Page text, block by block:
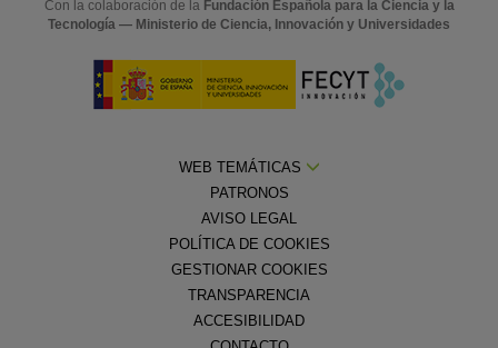
Con la colaboración de la Fundación Española para la Ciencia y la
Tecnología — Ministerio de Ciencia, Innovación y Universidades
WEB TEMÁTICAS
PATRONOS
AVISO LEGAL
POLÍTICA DE COOKIES
GESTIONAR COOKIES
TRANSPARENCIA
ACCESIBILIDAD